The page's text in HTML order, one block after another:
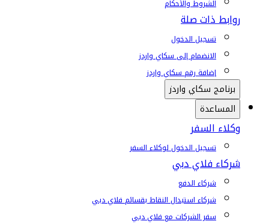
الشروط والأحكام
روابط ذات صلة
تسجيل الدخول
الانضمام إلى سكاي واردز
إضافة رقم سكاي واردز
برنامج سكاي واردز
المساعدة
وكلاء السفر
تسجيل الدخول لوكلاء السفر
شركاء فلاي دبي
شركاء الدفع
شركاء استبدال النقاط بقسائم فلاي دبي
سفر الشركات مع فلاي دبي